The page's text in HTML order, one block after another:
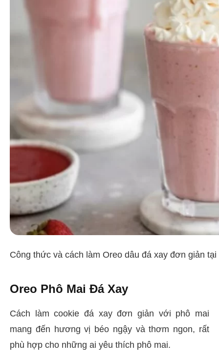
Công thức và cách làm Oreo dâu đá xay đơn giản tại
Oreo Phô Mai Đá Xay
Cách làm cookie đá xay đơn giản với phô mai
mang đến hương vị béo ngậy và thơm ngon, rất
phù hợp cho những ai yêu thích phô mai.